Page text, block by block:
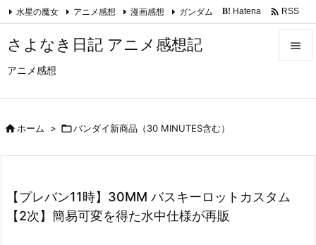
さよなき日記 アニメ感想記
アニメ感想

次へ
水星の魔女 アニメ感想 漫画感想 ガンダム B! Hatena  RSS
ホーム > バンダイ新商品（30 MINUTES含む）
【プレバン11時】30MM バスキーロットカスタム
【2次】簡易可変を得た水中仕様が再販